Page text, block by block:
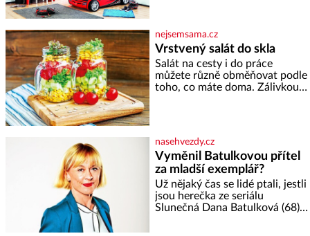
soustředění i odpočinek a
reaguje na každou etapu života
a specifické potřeby dítěte. Pro
nejmenší je klíčová
jednoduchost, měkkost a
bezpečí, proto by pokoj
nejsemsama.cz
Vrstvený salát do skla
Salát na cesty i do práce
můžete různě obměňovat podle
toho, co máte doma. Zálivkou
nebo jiného salátu (římský salát,
polníček…) ✿ 1 malá konzerva
kukuřice ✿ ½ okurky ✿ 2
rajčata Zálivka: ✿ 4 lžíce
olivového oleje ✿ 1 lžíci
citronové šťávy ✿ ½ stroužku
nasehvezdy.cz
Vyměnil Batulkovou přítel
za mladší exemplář?
Už nějaký čas se lidé ptali, jestli
jsou herečka ze seriálu
Slunečná Dana Batulková (68) a